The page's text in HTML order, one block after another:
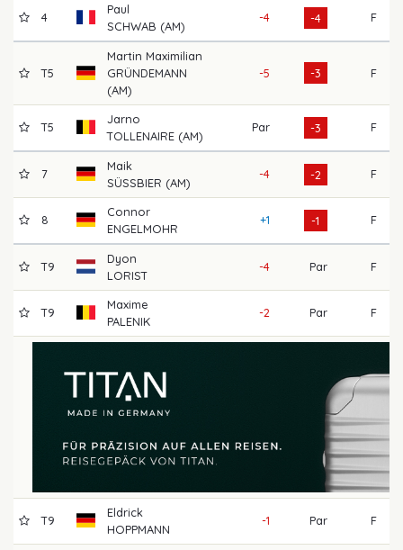
4
Paul
SCHWAB (AM)
-4 -4 F
T5
Martin Maximilian
GRÜNDEMANN
(AM)
-5 -3 F
T5
Jarno
TOLLENAIRE (AM)
Par -3 F
7
Maik
SÜSSBIER (AM)
-4 -2 F
8
Connor
ENGELMOHR
+1 -1 F
T9
Dyon
LORIST
-4 Par F
T9
Maxime
PALENIK
-2 Par F
T9
Eldrick
HOPPMANN
-1 Par F